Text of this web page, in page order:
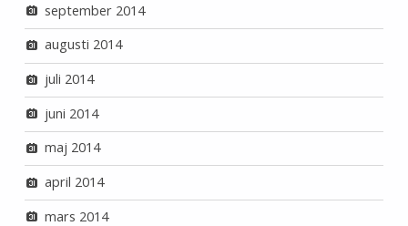
september 2014
augusti 2014
juli 2014
juni 2014
maj 2014
april 2014
mars 2014